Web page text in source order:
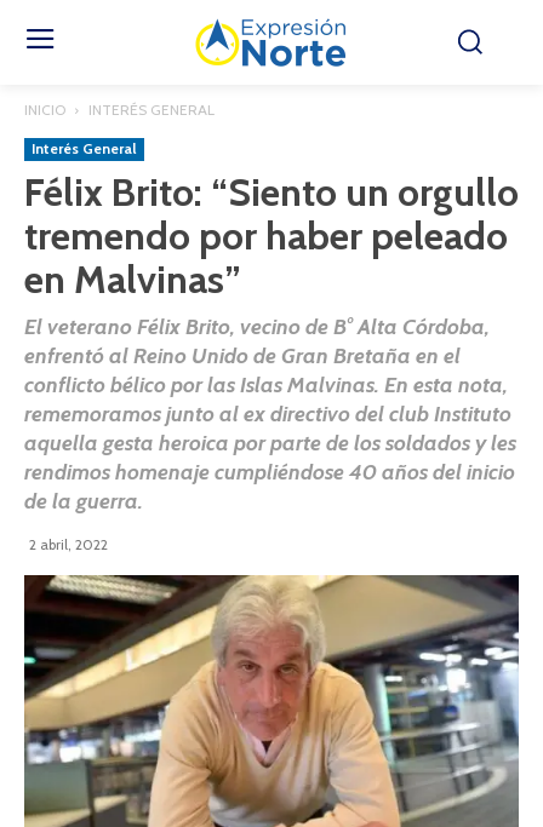
INICIO INTERÉS GENERAL
Interés General
Félix Brito: “Siento un orgullo
tremendo por haber peleado
en Malvinas”
El veterano Félix Brito, vecino de B° Alta Córdoba,
enfrentó al Reino Unido de Gran Bretaña en el
conflicto bélico por las Islas Malvinas. En esta nota,
rememoramos junto al ex directivo del club Instituto
aquella gesta heroica por parte de los soldados y les
rendimos homenaje cumpliéndose 40 años del inicio
de la guerra.
2 abril, 2022